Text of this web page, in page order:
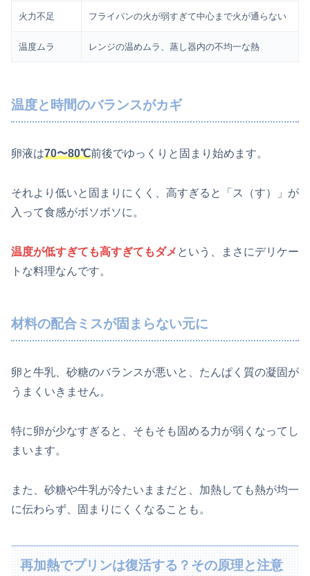
火力不足 フライパンの火が弱すぎて中心まで火が通らない
温度ムラ レンジの温めムラ、蒸し器内の不均一な熱
温度と時間のバランスがカギ
卵液は70〜80℃前後でゆっくりと固まり始めます。
それより低いと固まりにくく、高すぎると「ス（す）」が
入って食感がボソボソに。
温度が低すぎても高すぎてもダメ という、まさにデリケー
トな料理なんです。
材料の配合ミスが固まらない元に
卵と牛乳、砂糖のバランスが悪いと、たんぱく質の凝固が
うまくいきません。
特に卵が少なすぎると、そもそも固める力が弱くなってし
まいます。
また、砂糖や牛乳が冷たいままだと、加熱しても熱が均一
に伝わらず、固まりにくくなることも。
再加熱でプリンは復活する？その原理と注意